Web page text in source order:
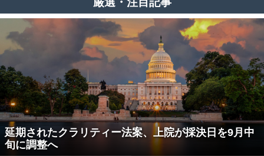
延期されたクラリティー法案、上院が採決日を9月中
旬に調整へ